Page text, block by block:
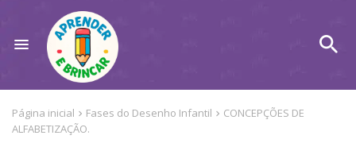
Página inicial Fases do Desenho Infantil
CONCEPÇÕES DE
ALFABETIZAÇÃO.